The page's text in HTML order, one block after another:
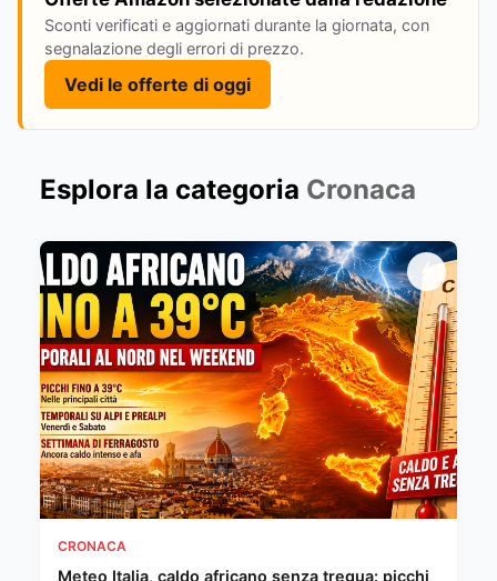
Sconti verificati e aggiornati durante la giornata, con
segnalazione degli errori di prezzo.
Vedi le offerte di oggi
Esplora la categoria Cronaca
CRONACA
Meteo Italia, caldo africano senza tregua: picchi